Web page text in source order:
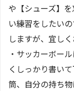
や【シューズ】
い練習をしたい
しますが、宜しく
・サッカーボー
くしっかり書い
筒、自分の持ち